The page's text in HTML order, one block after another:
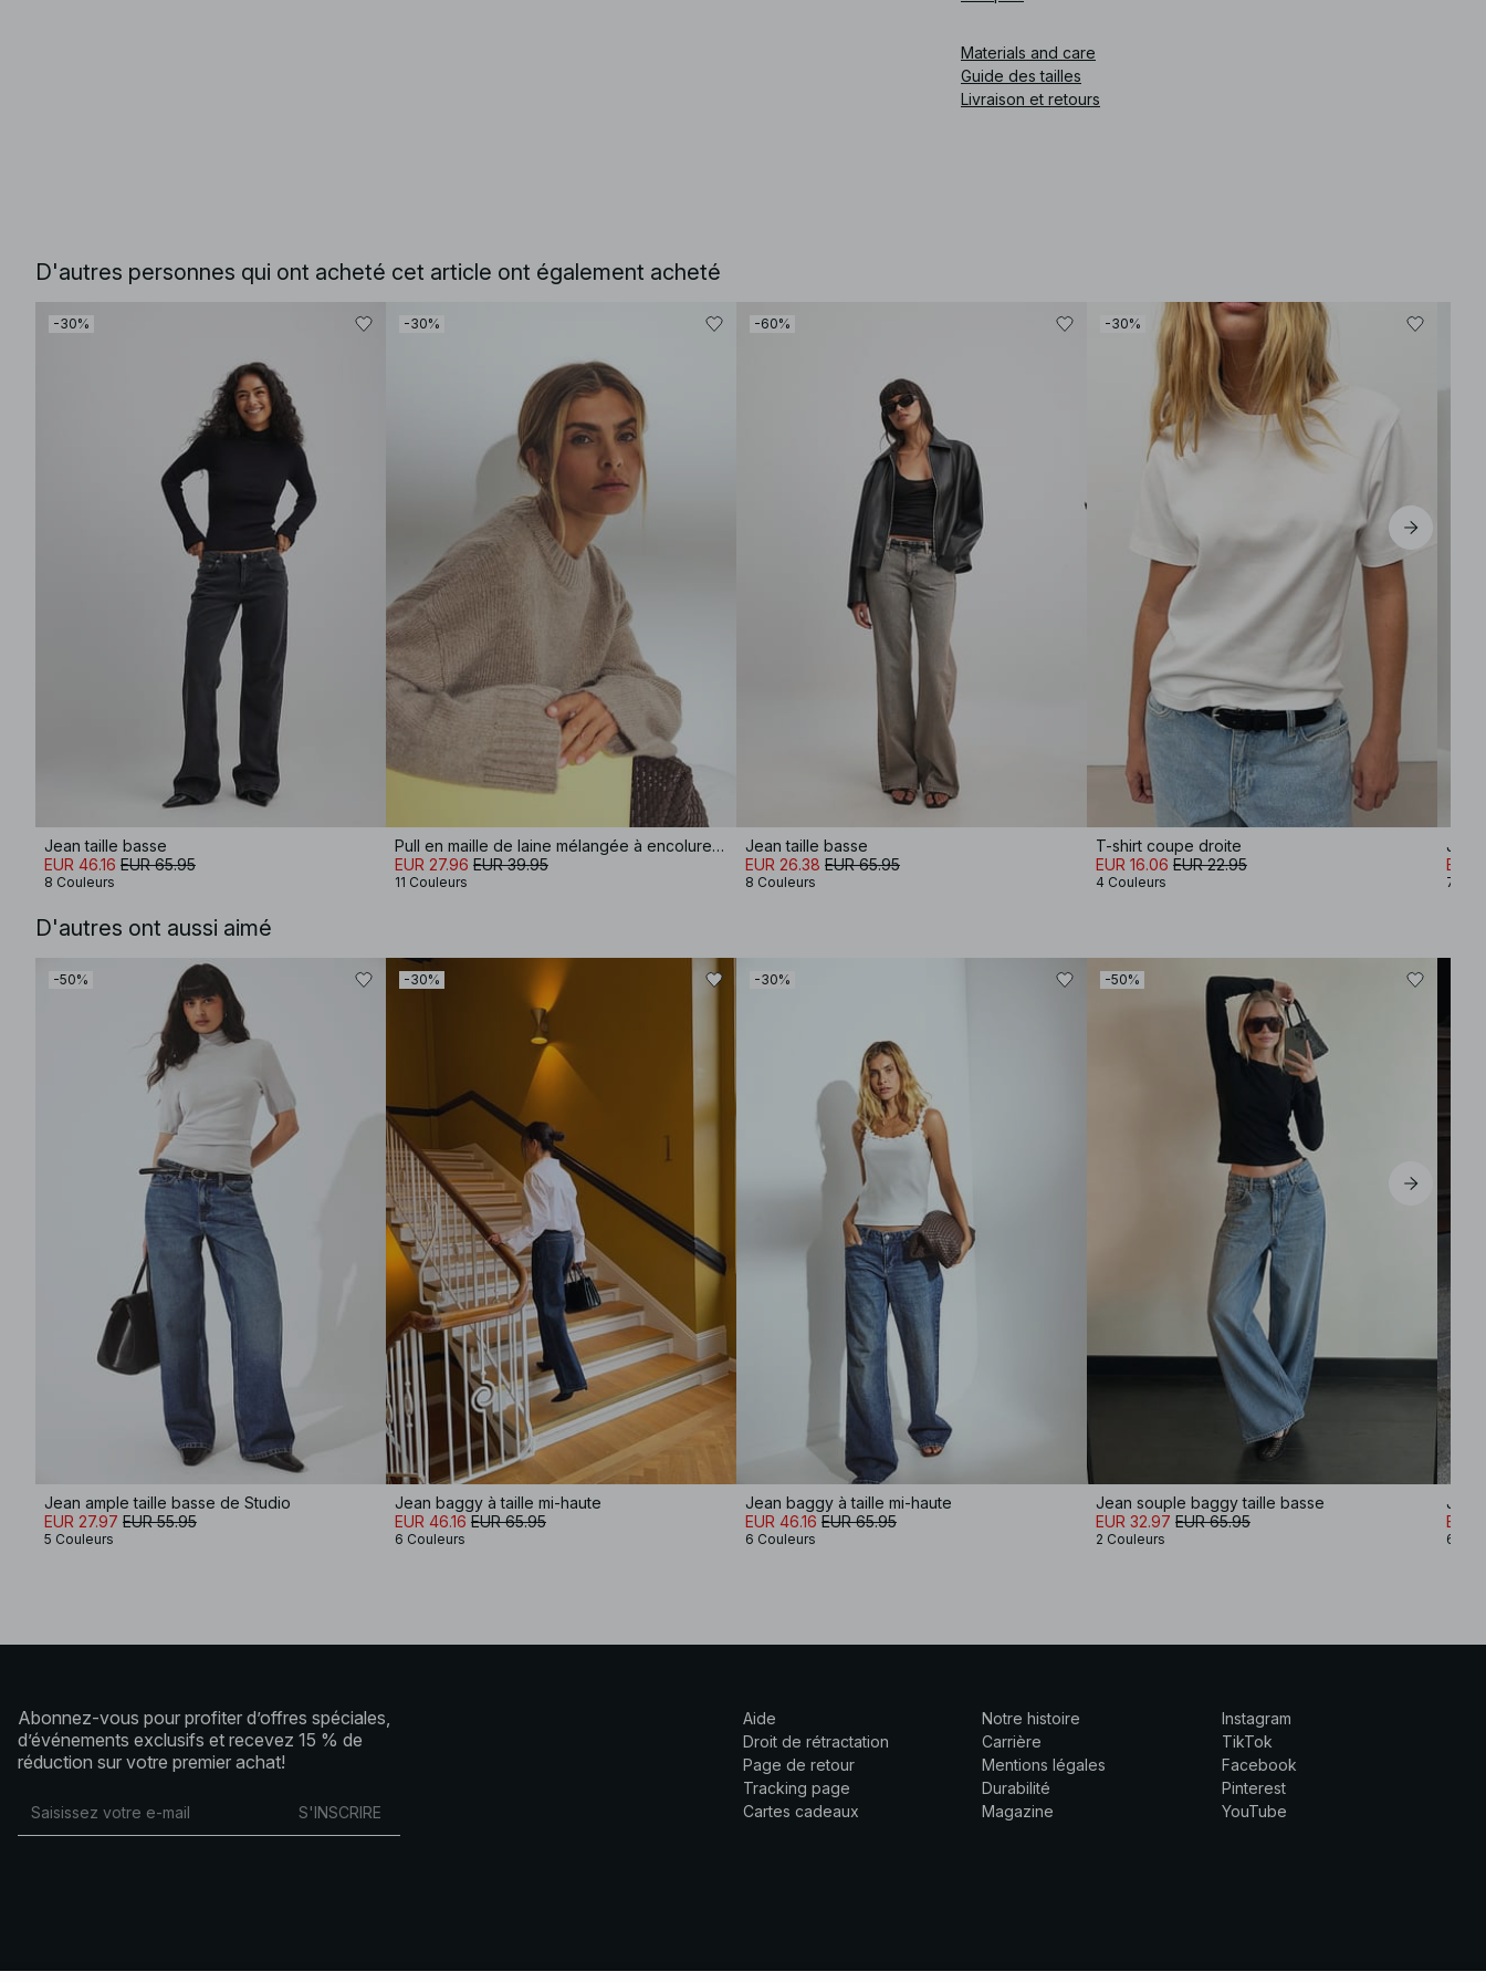
Code article:1018-010207-0366
Materials and care
Guide des tailles
Livraison et retours
D'autres personnes qui ont acheté cet article ont également acheté
-30%
Jean taille basse
EUR 46.16 EUR 65.95
8 Couleurs
-30%
Pull en maille de laine mélangée à encolure ronde
EUR 27.96 EUR 39.95
11 Couleurs
-60%
Jean taille basse
EUR 26.38 EUR 65.95
8 Couleurs
-30%
T-shirt coupe droite
EUR 16.06 EUR 22.95
4 Couleurs
Jean
EUR
7
D'autres ont aussi aimé
-50%
Jean ample taille basse de Studio
EUR 27.97 EUR 55.95
5 Couleurs
-30%
Jean baggy à taille mi-haute
EUR 46.16 EUR 65.95
6 Couleurs
-30%
Jean baggy à taille mi-haute
EUR 46.16 EUR 65.95
6 Couleurs
-50%
Jean souple baggy taille basse
EUR 32.97 EUR 65.95
2 Couleurs
Jean
EUR
6
Abonnez-vous pour profiter d’offres spéciales,
d’événements exclusifs et recevez 15 % de
réduction sur votre premier achat!
S'INSCRIRE
Aide
Droit de rétractation
Page de retour
Tracking page
Cartes cadeaux
Notre histoire
Carrière
Mentions légales
Durabilité
Magazine
Instagram
TikTok
Facebook
Pinterest
YouTube